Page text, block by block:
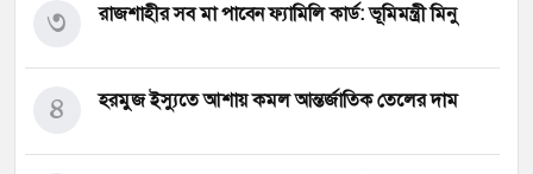
রাজশাহীর সব মা পাবেন ফ্যামিলি কার্ড: ভূমিমন্ত্রী মিনু
৩
হরমুজ ইস্যুতে আশায় কমল আন্তর্জাতিক তেলের দাম
৪